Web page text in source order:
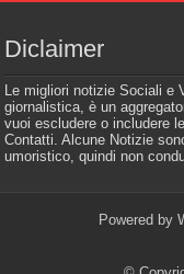
Diclaimer
Le migliori notizie Sociali e
giornalistica, è un
vuoi escludere o includere
Contatti. Alcune Notizie
umoristico, quindi non
Powered by